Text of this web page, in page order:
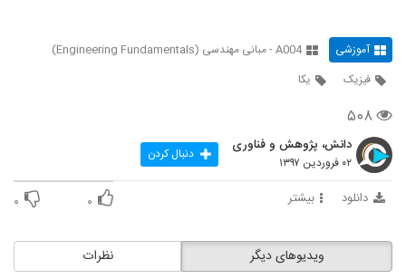
11
004011 - مبانی مهندسی سری دوم
12
آموزشی
A004 - مبانی مهندسی (Engineering Fundamentals)
فیزیک
یکا
۵۰۸
دانش، پژوهش و فناوری
۰۲ فروردین ۱۳۹۷ دنبال کردن
دانلود بیشتر ۰ ۰
نظرات ویدیوهای دیگر